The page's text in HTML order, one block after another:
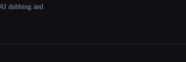
dubbing and